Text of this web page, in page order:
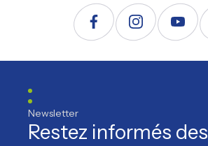
Newsletter
Restez informés des